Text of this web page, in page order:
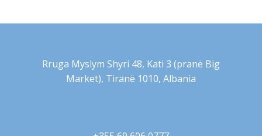
Rruga Myslym Shyri 48, Kati 3 (pranë Big
Market), Tiranë 1010, Albania